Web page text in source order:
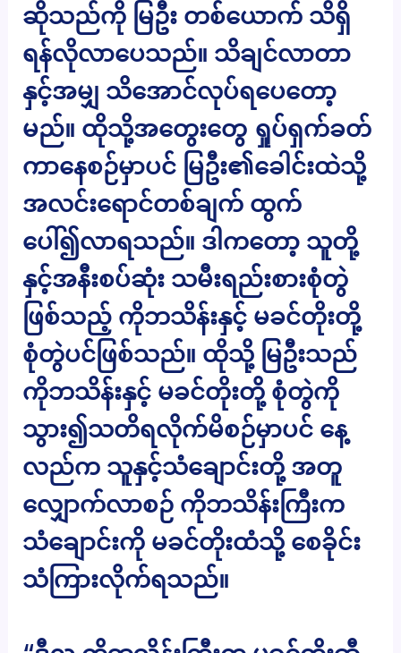
ဆိုသည်ကို မြဦး တစ်ယောက် သိရှိ
ရန်လိုလာပေသည်။ သိချင်လာတာ
နှင့်အမျှ သိအောင်လုပ်ရပေတော့
မည်။ ထိုသို့အတွေးတွေ ရှုပ်ရှက်ခတ်
ကာနေစဉ်မှာပင် မြဦး၏ခေါင်းထဲသို့
အလင်းရောင်တစ်ချက် ထွက်
ပေါ်၍လာရသည်။ ဒါကတော့ သူတို့
နှင့်အနီးစပ်ဆုံး သမီးရည်းစားစုံတွဲ
ဖြစ်သည့် ကိုဘသိန်းနှင့် မခင်တိုးတို့
စုံတွဲပင်ဖြစ်သည်။ ထိုသို့ မြဦးသည်
ကိုဘသိန်းနှင့် မခင်တိုးတို့ စုံတွဲကို
သွား၍သတိရလိုက်မိစဉ်မှာပင် နေ့
လည်က သူနှင့်သံချောင်းတို့ အတူ
လျှောက်လာစဉ် ကိုဘသိန်းကြီးက
သံချောင်းကို မခင်တိုးထံသို့ စေခိုင်း
သံကြားလိုက်ရသည်။